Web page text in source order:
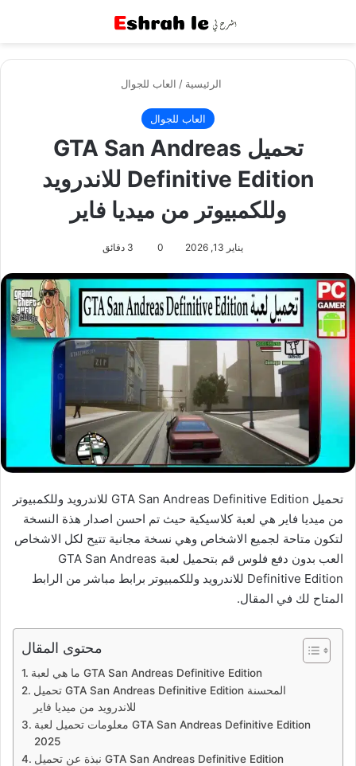
الرئيسية / العاب للجوال
العاب للجوال
تحميل GTA San Andreas
Definitive Edition للاندرويد
وللكمبيوتر من ميديا فاير
يناير 13, 2026 0
تحميل GTA San Andreas Definitive Edition للاندرويد وللكمبيوتر
من ميديا فاير هي لعبة كلاسيكية حيث تم احسن اصدار هذة النسخة
لتكون متاحة لجميع الاشخاص وهي نسخة مجانية تتيح لكل الاشخاص
العب بدون دفع فلوس قم بتحميل لعبة GTA San Andreas
Definitive Edition للاندرويد وللكمبيوتر برابط مباشر من الرابط
المتاح لك في المقال.
محتوى المقال
ما هي لعبة GTA San Andreas Definitive Edition
تحميل GTA San Andreas Definitive Edition المحسنة
للاندرويد من ميديا فاير
معلومات تحميل لعبة GTA San Andreas Definitive Edition
2025
نبذة عن تحميل GTA San Andreas Definitive Edition